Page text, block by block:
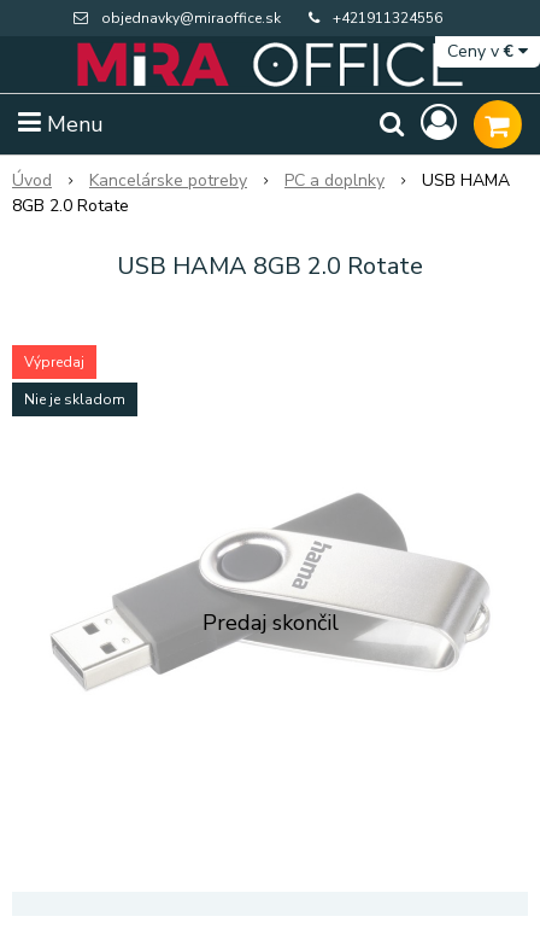
objednavky@miraoffice.sk +421911324556
Menu
Ceny v€
Úvod Kancelárske potreby PC a doplnky
USB HAMA
8GB 2.0 Rotate
USB HAMA 8GB 2.0 Rotate
Výpredaj
Nie je skladom